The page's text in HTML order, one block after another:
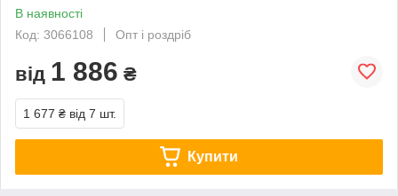
В наявності
Код: 3066108
Опт і роздріб
від 1 886 ₴
1 677 ₴ від 7 шт.
Купити